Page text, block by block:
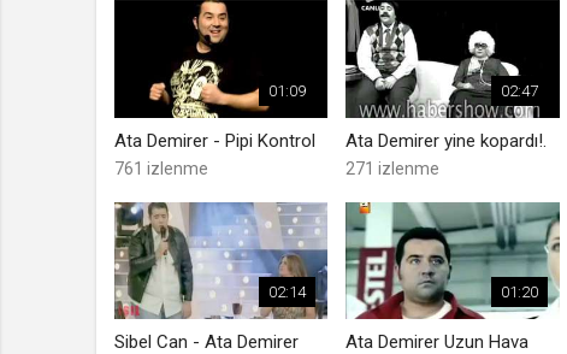
01:09
Ata Demirer - Pipi Kontrol
761 izlenme
02:47
Ata Demirer yine kopardı!.
271 izlenme
02:14
Sibel Can - Ata Demirer
01:20
Ata Demirer Uzun Hava